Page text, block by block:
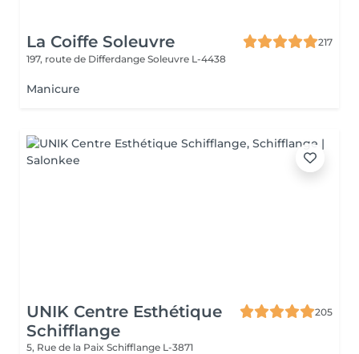
La Coiffe Soleuvre
217
197, route de Differdange Soleuvre L-4438
Manicure
UNIK Centre Esthétique
Schifflange
205
5, Rue de la Paix Schifflange L-3871